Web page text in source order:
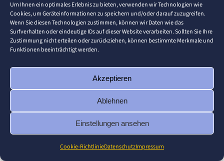
Um Ihnen ein optimales Erlebnis zu bieten, verwenden wir Technologien wie
Cookies, um Geräteinformationen zu speichern und/oder darauf zuzugreifen.
Wenn Sie diesen Technologien zustimmen, können wir Daten wie das
Surfverhalten oder eindeutige IDs auf dieser Website verarbeiten. Sollten Sie Ihre
Zustimmung nicht erteilen oder zurückziehen, können bestimmte Merkmale und
Funktionen beeinträchtigt werden.
Akzeptieren
Ablehnen
Einstellungen ansehen
Cookie-RichtlinieDatenschutzImpressum
Footer